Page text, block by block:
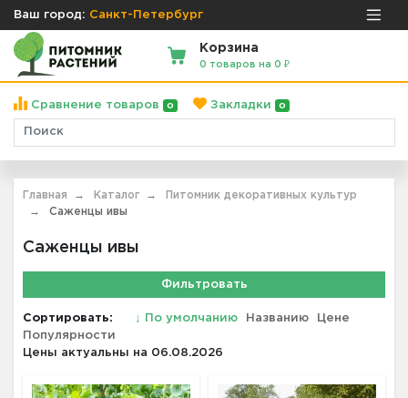
Ваш город: Санкт-Петербург
Корзина
0 товаров на 0 ₽
Сравнение товаров 0 Закладки 0
Главная Каталог
Питомник декоративных культур
Саженцы ивы
Саженцы ивы
Фильтровать
Сортировать: ↓ По умолчанию Названию
Цене
Популярности
Цены актуальны на 06.08.2026